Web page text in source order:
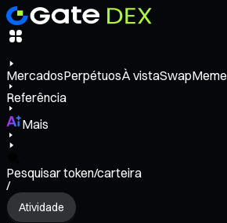
MercadosPerpétuosÀ vistaSwapMeme
Referência
Mais
Pesquisar token/carteira
/
Atividade